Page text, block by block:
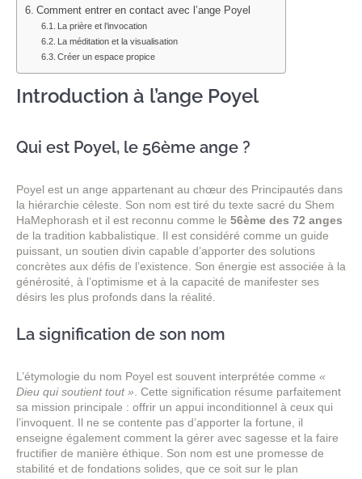
Comment entrer en contact avec l’ange Poyel
La prière et l’invocation
La méditation et la visualisation
Créer un espace propice
Introduction à l’ange Poyel
Qui est Poyel, le 56ème ange ?
Poyel est un ange appartenant au chœur des Principautés dans
la hiérarchie céleste. Son nom est tiré du texte sacré du Shem
HaMephorash et il est reconnu comme le 56ème des 72 anges
de la tradition kabbalistique. Il est considéré comme un guide
puissant, un soutien divin capable d’apporter des solutions
concrètes aux défis de l’existence. Son énergie est associée à la
générosité, à l’optimisme et à la capacité de manifester ses
désirs les plus profonds dans la réalité.
La signification de son nom
L’étymologie du nom Poyel est souvent interprétée comme «
Dieu qui soutient tout » . Cette signification résume parfaitement
sa mission principale : offrir un appui inconditionnel à ceux qui
l’invoquent. Il ne se contente pas d’apporter la fortune, il
enseigne également comment la gérer avec sagesse et la faire
fructifier de manière éthique. Son nom est une promesse de
stabilité et de fondations solides, que ce soit sur le plan